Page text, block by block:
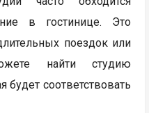
в гостинице. Это
поездок или
найти студию
будет соответствовать